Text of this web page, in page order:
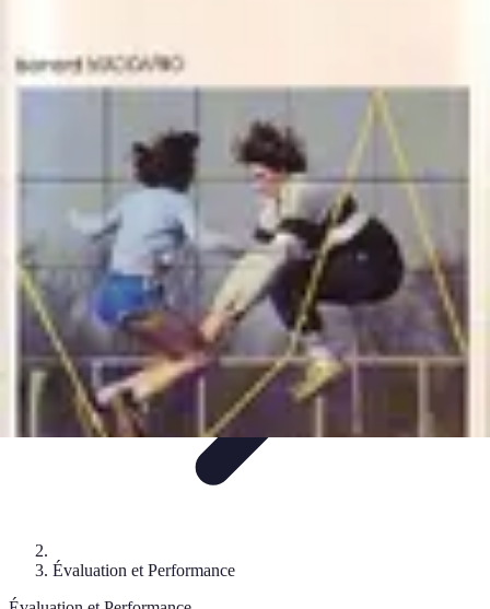
projetsGestion de ProjetComparatifs
Évaluation et Performance